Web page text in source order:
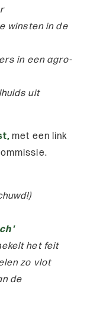
winsten in de
in een agro-
uit
met een link
het feit
zo vlot
de